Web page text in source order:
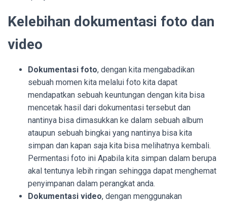
Kelebihan dokumentasi foto dan
video
Dokumentasi foto, dengan kita mengabadikan
sebuah momen kita melalui foto kita dapat
mendapatkan sebuah keuntungan dengan kita bisa
mencetak hasil dari dokumentasi tersebut dan
nantinya bisa dimasukkan ke dalam sebuah album
ataupun sebuah bingkai yang nantinya bisa kita
simpan dan kapan saja kita bisa melihatnya kembali.
Permentasi foto ini Apabila kita simpan dalam berupa
akal tentunya lebih ringan sehingga dapat menghemat
penyimpanan dalam perangkat anda.
Dokumentasi video, dengan menggunakan